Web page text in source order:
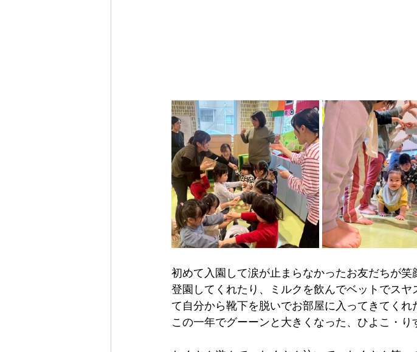
初めて入園して涙が止まらなかったお友だちが
登園してくれたり、ミルクを飲んでベットでス
て自分から靴下を脱いでお部屋に入ってきてくれ
この一年でグーーンと大きくなった、ひよこ・